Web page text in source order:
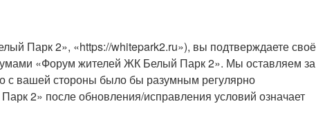
Парк 2», «https://whitepark2.ru»), вы подтверждаете своё
«Форум жителей ЖК Белый Парк 2». Мы оставляем за
с вашей стороны было бы разумным регулярно
2» после обновления/исправления условий означает